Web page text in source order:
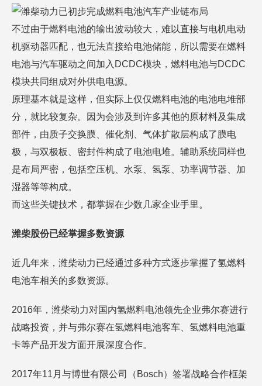
不过由于燃料电池的输出波动较大，难以直接与电机电动
机驱动器匹配，也无法直接给电池储能，所以需要在燃料
电池与汽车驱动之间加入DCDC模块，燃料电池与DCDC
模块共同组成对外供电电源。
原理基本就是这样，但实际上仅仅燃料电池的电池电堆部
分，就比较复杂。因为会涉及到许多其他的原材料及集成
部件，由质子交换膜、催化剂、气体扩散层构成了膜电
极，与双极板、密封件构成了电池电堆。辅助系统同样也
是布局严密，包括空压机、水泵、氢泵、功率调节器、加
湿器等等构成。
而这些关键技术，都掌握在少数几家企业手里。
潍柴股份已经掌握多数资源
近几年来，潍柴动力已经通过多种方式逐步掌握了氢燃料
电池车相关的多数资源。
2016年，潍柴动力对国内氢燃料电池领先企业弗尔赛进行
战略投资，并与弗尔赛在氢燃料电池客车、氢燃料电池重
卡等产品开发方面开展深度合作。
2017年11月与博世有限公司（Bosch）签署战略合作框架